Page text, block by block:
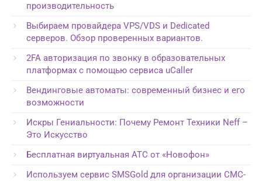
производительность
Выбираем провайдера VPS/VDS и Dedicated
серверов. Обзор проверенных вариантов.
2FA авторизация по звонку в образовательных
платформах с помощью сервиса uCaller
Вендинговые автоматы: современный бизнес и его
возможности
Искры Гениальности: Почему Ремонт Техники Neff –
Это Искусство
Бесплатная виртуальная АТС от «Новофон»
Используем сервис SMSGold для организации СМС-